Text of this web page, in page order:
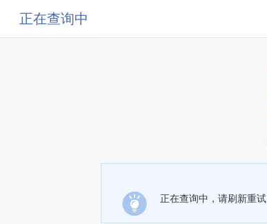
正在查询中
正在查询中，请刷新重试